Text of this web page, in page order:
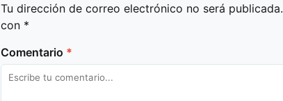
Tu dirección de correo electrónico no será publicada.
con *
Comentario *